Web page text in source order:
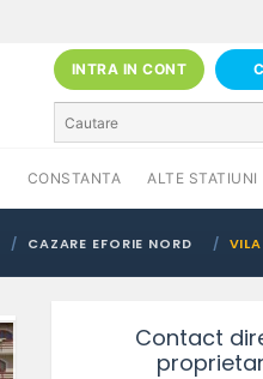
INTRA IN CONT
CONSTANTA ALTE STATIUNI
CAZARE EFORIE NORD
Contact